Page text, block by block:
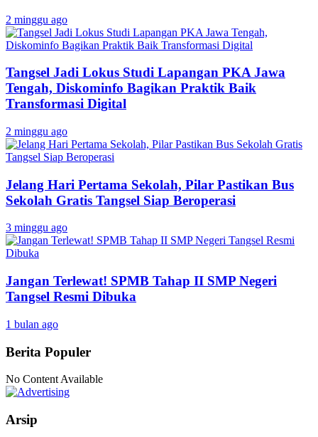
2 minggu ago
Tangsel Jadi Lokus Studi Lapangan PKA Jawa
Tengah, Diskominfo Bagikan Praktik Baik
Transformasi Digital
2 minggu ago
Jelang Hari Pertama Sekolah, Pilar Pastikan Bus
Sekolah Gratis Tangsel Siap Beroperasi
3 minggu ago
Jangan Terlewat! SPMB Tahap II SMP Negeri
Tangsel Resmi Dibuka
1 bulan ago
Berita Populer
No Content Available
Arsip